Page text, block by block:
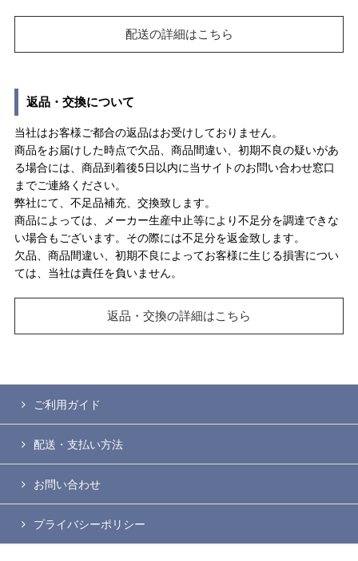
配送の詳細はこちら
返品・交換について
当社はお客様ご都合の返品はお受けしておりません。
商品をお届けした時点で欠品、商品間違い、初期不良の疑いがあ
る場合には、商品到着後5日以内に当サイトのお問い合わせ窓口
までご連絡ください。
弊社にて、不足品補充、交換致します。
商品によっては、メーカー生産中止等により不足分を調達できな
い場合もございます。その際には不足分を返金致します。
欠品、商品間違い、初期不良によってお客様に生じる損害につい
ては、当社は責任を負いません。
返品・交換の詳細はこちら
ご利用ガイド
配送・支払い方法
お問い合わせ
プライバシーポリシー